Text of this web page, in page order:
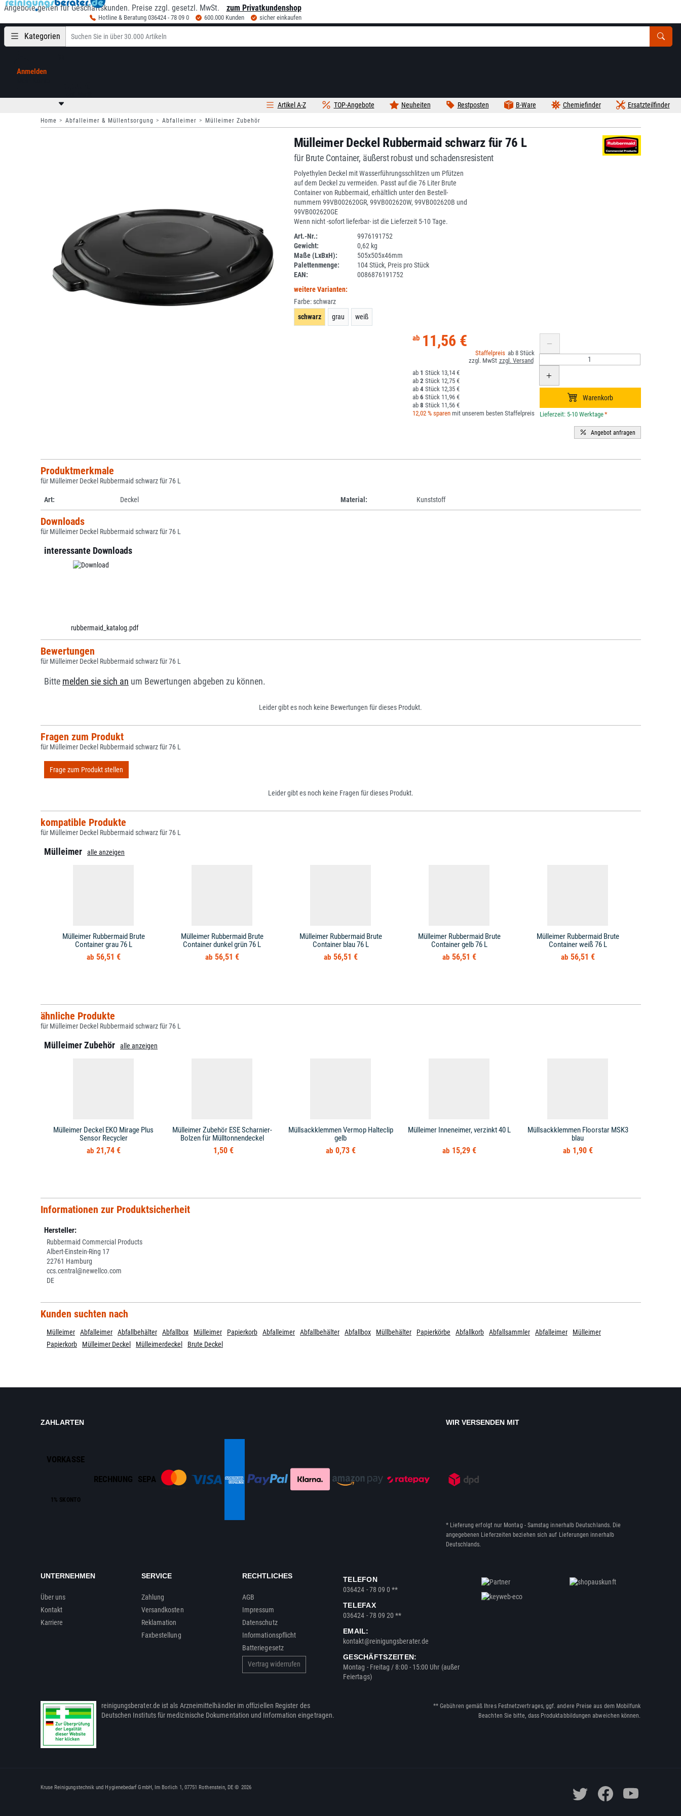
Angebote gelten für Geschäftskunden. Preise zzgl. gesetzl. MwSt. zum Privatkundenshop
Hotline & Beratung 036424 - 78 09 0 600.000 Kunden sicher einkaufen
Kategorien
Anmelden
Ersatzteilfinder
Chemiefinder
B-Ware
Restposten
Neuheiten
TOP-Angebote
Artikel A-Z
Home Abfalleimer & Müllentsorgung Abfalleimer Mülleimer Zubehör
Mülleimer Deckel Rubbermaid schwarz für 76 L
für Brute Container, äußerst robust und schadensresistent
Polyethylen Deckel mit Wasserführungsschlitzen um Pfützen
auf dem Deckel zu vermeiden. Passt auf die 76 Liter Brute
Container von Rubbermaid, erhältlich unter den Bestell-
nummern 99VB002620GR, 99VB002620W, 99VB002620B und
99VB002620GE
Wenn nicht -sofort lieferbar- ist die Lieferzeit 5-10 Tage.
Art.-Nr.:
9976191752
Gewicht:
0,62 kg
Maße (LxBxH):
505x505x46mm
Palettenmenge:
104 Stück, Preis pro Stück
EAN:
0086876191752
weitere Varianten:
Farbe:schwarz
schwarz
grau weiß
11,56 €
8
1
13,14 €
2
12,75 €
4
12,35 €
6
11,96 €
8
11,56 €
12,02 % sparenmit unserem besten Staffelpreis *
Produktmerkmale
für Mülleimer Deckel Rubbermaid schwarz für 76 L
Art: Deckel Material: Kunststoff
Downloads
für Mülleimer Deckel Rubbermaid schwarz für 76 L
interessante Downloads
rubbermaid_katalog.pdf
Bewertungen
für Mülleimer Deckel Rubbermaid schwarz für 76 L
Bitte melden sie sich an um Bewertungen abgeben zu können.
Leider gibt es noch keine Bewertungen für dieses Produkt.
Fragen zum Produkt
für Mülleimer Deckel Rubbermaid schwarz für 76 L
Frage zum Produkt stellen
Leider gibt es noch keine Fragen für dieses Produkt.
kompatible Produkte
für Mülleimer Deckel Rubbermaid schwarz für 76 L
Mülleimer alle anzeigen
Mülleimer Rubbermaid Brute
Container grau 76 L
56,51 €
Mülleimer Rubbermaid Brute
Container dunkel grün 76 L
56,51 €
Mülleimer Rubbermaid Brute
Container blau 76 L
56,51 €
Mülleimer Rubbermaid Brute
Container gelb 76 L
56,51 €
Mülleimer Rubbermaid Brute
Container weiß 76 L
56,51 €
ähnliche Produkte
für Mülleimer Deckel Rubbermaid schwarz für 76 L
Mülleimer Zubehör alle anzeigen
Mülleimer Deckel EKO Mirage Plus
Sensor Recycler
21,74 €
Mülleimer Zubehör ESE Scharnier-
Bolzen für Mülltonnendeckel
1,50 €
Müllsackklemmen Vermop Halteclip
gelb
0,73 €
Mülleimer Inneneimer, verzinkt 40 L
15,29 €
Müllsackklemmen Floorstar MSK3
blau
1,90 €
Informationen zur Produktsicherheit
Hersteller:
Rubbermaid Commercial Products
Albert-Einstein-Ring 17
22761 Hamburg
ccs.central@newellco.com
DE
Kunden suchten nach
Mülleimer Abfalleimer Abfallbehälter Abfallbox Mülleimer Papierkorb Abfalleimer Abfallbehälter Abfallbox Müllbehälter Papierkörbe Abfallkorb Abfallsammler Abfalleimer
Mülleimer
Papierkorb
Mülleimer Deckel Mülleimerdeckel Brute Deckel
ZAHLARTEN
VORKASSE
1% SKONTO
RECHNUNG SEPA
WIR VERSENDEN MIT
* Lieferung erfolgt nur Montag - Samstag innerhalb Deutschlands. Die
angegebenen Lieferzeiten beziehen sich auf Lieferungen innerhalb
Deutschlands.
UNTERNEHMEN
Über uns
Kontakt
Karriere
SERVICE
Zahlung
Versandkosten
Reklamation
Faxbestellung
RECHTLICHES
AGB
Impressum
Datenschutz
Informationspflicht
Batteriegesetz
Vertrag widerrufen
TELEFON
036424 - 78 09 0 **
TELEFAX
036424 - 78 09 20 **
EMAIL:
kontakt@reinigungsberater.de
GESCHÄFTSZEITEN:
Montag - Freitag / 8:00 - 15:00 Uhr (außer
Feiertags)
reinigungsberater.de ist als Arzneimittelhändler im offiziellen Register des
Deutschen Instituts für medizinische Dokumentation und Information eingetragen.
** Gebühren gemäß Ihres Festnetzvertrages, ggf. andere Preise aus dem Mobilfunk
Beachten Sie bitte, dass Produktabbildungen abweichen können.
Kruse Reinigungstechnik und Hygienebedarf GmbH, Im Borlich 1, 07751 Rothenstein, DE © 2026